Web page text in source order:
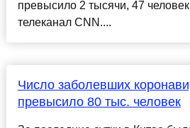
превысило 2 тысячи, 47
телеканал CNN....
Число заболевших
превысило 80 тыс. человек